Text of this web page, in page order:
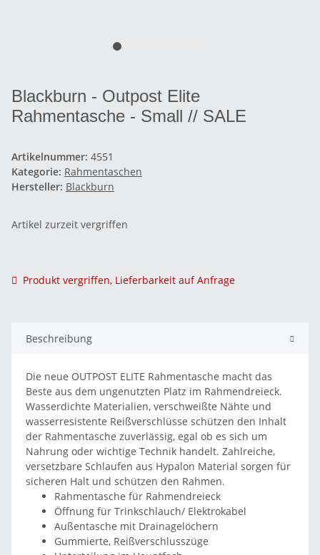
Blackburn - Outpost Elite
Rahmentasche - Small // SALE
Artikelnummer: 4551
Kategorie: Rahmentaschen
Hersteller: Blackburn
Artikel zurzeit vergriffen
Produkt vergriffen, Lieferbarkeit auf Anfrage
Beschreibung
Die neue OUTPOST ELITE Rahmentasche macht das
Beste aus dem ungenutzten Platz im Rahmendreieck.
Wasserdichte Materialien, verschweißte Nähte und
wasserresistente Reißverschlüsse schützen den Inhalt
der Rahmentasche zuverlässig, egal ob es sich um
Nahrung oder wichtige Technik handelt. Zahlreiche,
versetzbare Schlaufen aus Hypalon Material sorgen für
sicheren Halt und schützen den Rahmen.
Rahmentasche für Rahmendreieck
Öffnung für Trinkschlauch/ Elektrokabel
Außentasche mit Drainagelöchern
Gummierte, Reißverschlusszüge